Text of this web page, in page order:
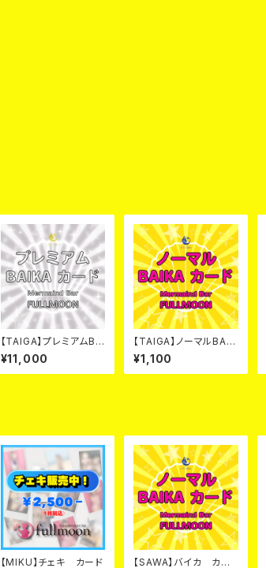
【TAIGA】プレミアムBA
IKA カード
¥11,000
【TAIGA】ノーマルBAIK
A カード
¥1,100
【MIKU】チェキ カード
【SAWA】バイカ カー